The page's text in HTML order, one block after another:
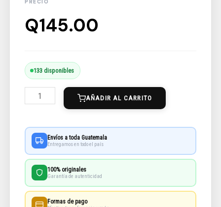
Q145.00
133 disponibles
Coraline
AÑADIR AL CARRITO
Envíos a toda Guatemala
Entregamos en todo el país
100% originales
Garantía de autenticidad
Formas de pago